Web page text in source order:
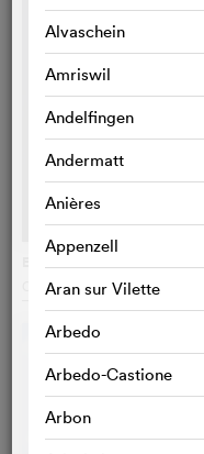
Alvaschein
Amriswil
Andelfingen
Andermatt
Anières
Appenzell
Aran sur Vilette
Arbedo
Arbedo-Castione
Arbon
Eat the Night
Caroline Poggi , Frankreich